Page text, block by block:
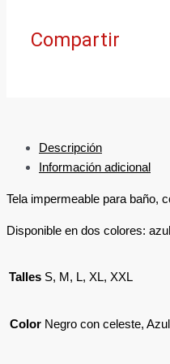
Compartir
Descripción
Información adicional
Tela impermeable para baño,
Disponible en dos colores:
Talles S, M, L, XL, XXL
Color Negro con celeste,